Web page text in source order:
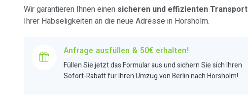
Wir garantieren Ihnen einen sicheren und effizienten Transport
Ihrer Habseligkeiten an die neue Adresse in Horsholm.
Anfrage ausfüllen & 50€ erhalten!
Füllen Sie jetzt das Formular aus und sichern Sie sich Ihren
Sofort-Rabatt für Ihren Umzug von Berlin nach Horsholm!